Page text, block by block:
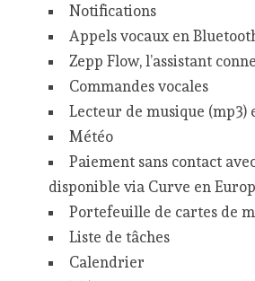
Notifications
Appels vocaux en
Zepp Flow, l’assistant
Commandes vocales
Lecteur de musique (mp3)
Météo
Paiement sans contact
disponible via Curve en
Portefeuille de cartes de
Liste de tâches
Calendrier